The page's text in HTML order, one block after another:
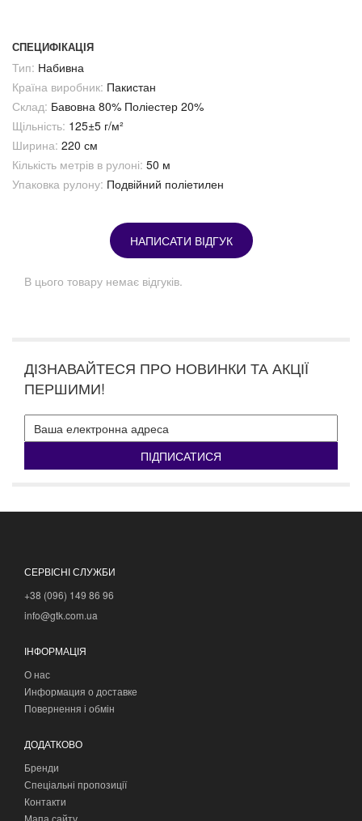
СПЕЦИФІКАЦІЯ
Тип: Набивна
Країна виробник: Пакистан
Склад: Бавовна 80% Поліестер 20%
Щільність: 125±5 г/м²
Ширина: 220 см
Кількість метрів в рулоні: 50 м
Упаковка рулону: Подвійний поліетилен
НАПИСАТИ ВІДГУК
В цього товару немає відгуків.
ДІЗНАВАЙТЕСЯ ПРО НОВИНКИ ТА АКЦІЇ
ПЕРШИМИ!
ПІДПИСАТИСЯ
СЕРВІСНІ СЛУЖБИ
+38 (096) 149 86 96
info@gtk.com.ua
ІНФОРМАЦІЯ
О нас
Информация о доставке
Повернення і обмін
ДОДАТКОВО
Бренди
Спеціальні пропозиції
Контакти